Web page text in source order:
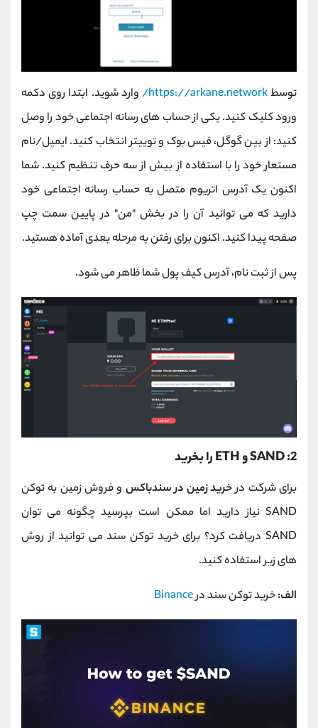
توسطhttps://arkane.network/ وارد شوید. ابتدا روی دکمه
ورود کلیک کنید. یکی از حساب های رسانه اجتماعی خود را وصل
کنید: از بین گوگل، فیس بوک و توییتر انتخاب کنید. ایمیل/نام
مستعار خود را با استفاده از بیش از سه حرف تنظیم کنید. شما
اکنون یک آدرس اتریوم متصل به حساب رسانه اجتماعی خود
دارید که می توانید آن را در بخش "من" در پایین سمت چپ
صفحه پیدا کنید. اکنون برای رفتن به مرحله بعدی آماده هستید.
پس از ثبت نام، آدرس کیف پول شما ظاهر می شود.
2: SAND و ETH را بخرید
برای شرکت درخرید زمین در سندباکس و فروش زمین به توکن
SAND نیاز دارید اما ممکن است بپرسید چگونه می توان
SAND دریافت کرد؟ برای خرید توکن سند می توانید از روش
های زیر استفاده کنید.
الف:خرید توکن سند درBinance